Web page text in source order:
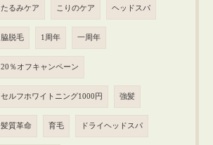
たるみケア こりのケア ヘッドスパ
脇脱毛 1周年 一周年
20％オフキャンペーン
セルフホワイトニング1000円 強髪
髪質革命 育毛 ドライヘッドスパ